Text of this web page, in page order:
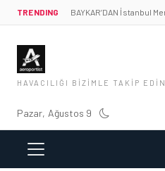
TRENDING
HAVACILIĞI BIZIMLE TAKIP EDIN
Pazar, Ağustos 9